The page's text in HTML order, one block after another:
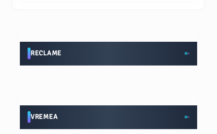
RECLAME
VREMEA